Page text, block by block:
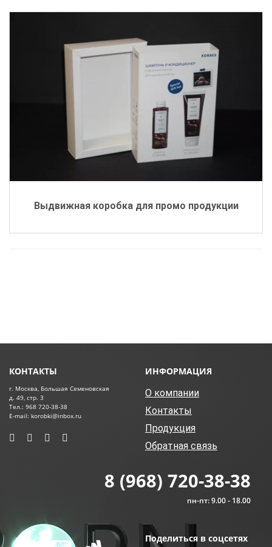
Выдвижная коробка для промо продукции
КОНТАКТЫ
г. Москва, Большая Семеновская
д. 49, стр. 3
Тел.: 968 720-38-38
E-mail: korobki@inbox.ru
ИНФОРМАЦИЯ
О компании
Контакты
Продукция
Обратная связь
8 (968) 720-38-38
пн-пт: 9.00 - 18.00
Поделиться в соцсетях